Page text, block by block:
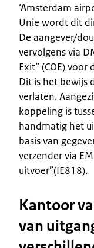
‘Amsterdam
Unie wordt dit
De aangever/
vervolgens via
Exit” (COE)
Dit is het bewijs
verlaten.
koppeling is
handmatig het
basis van
verzender via
uitvoer”(IE818).
Kantoor
van